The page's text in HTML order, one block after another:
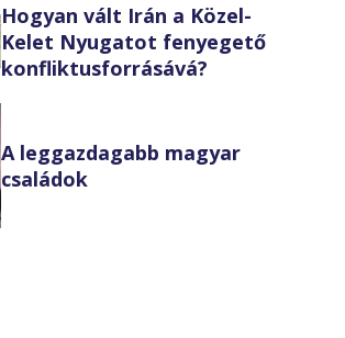
Hogyan vált Irán a Közel-
Kelet Nyugatot fenyegető
konfliktusforrásává?
A leggazdagabb magyar
családok